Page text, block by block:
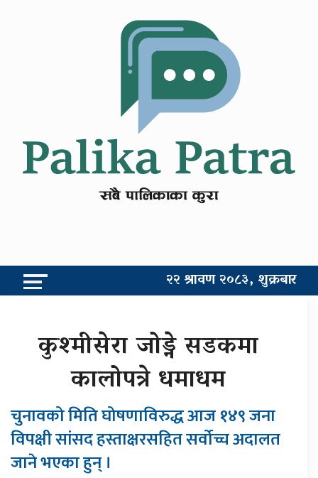
२२ श्रावण २०८३, शुक्रबार
कुश्मीसेरा जोड्ने सडकमा
कालोपत्रे धमाधम
चुनावको मिति घोषणाविरुद्ध आज १४९ जना
विपक्षी सांसद हस्ताक्षरसहित सर्वोच्च अदालत
जाने भएका हुन् ।